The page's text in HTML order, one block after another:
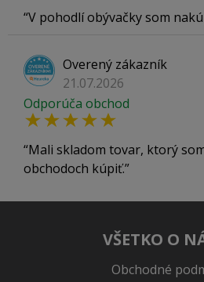
V pohodlí obývačky som
Overený zákazník
21.07.2026
Odporúča obchod
Mali skladom tovar, ktorý
obchodoch kúpiť.
VŠETKO O
Obchodné